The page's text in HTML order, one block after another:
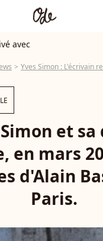
avec
Yves Simon : L'écrivain rend
et sa
en mars
d'Alain
Paris.